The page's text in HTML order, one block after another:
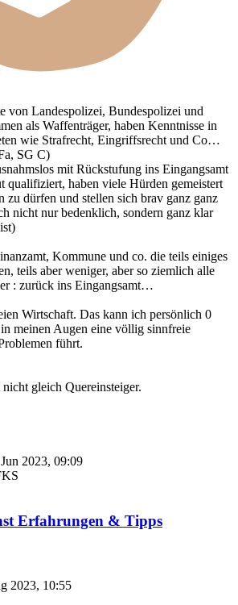
von Landespolizei, Bundespolizei und
als Waffenträger, haben Kenntnisse in
wie Strafrecht, Eingriffsrecht und Co…
SG C)
mit Rückstufung ins Eingangsamt
qualifiziert, haben viele Hürden gemeistert
zu dürfen und stellen sich brav ganz ganz
nicht nur bedenklich, sondern ganz klar
Kommune und co. die teils einiges
teils aber weniger, aber so ziemlich alle
: zurück ins Eingangsamt…
Wirtschaft. Das kann ich persönlich 0
meinen Augen eine völlig sinnfreie
führt.
gleich Quereinsteiger.
2023, 09:09
Erfahrungen & Tipps
2023, 10:55